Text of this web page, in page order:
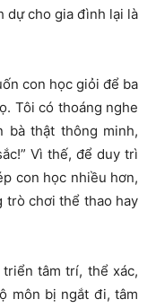
dự cho gia đình lại là
con học giỏi để ba
Tôi có thoáng nghe
bà thật thông minh,
Vì thế, để duy trì
con học nhiều hơn,
trò chơi thể thao hay
tâm trí, thể xác,
môn bị ngắt đi, tâm